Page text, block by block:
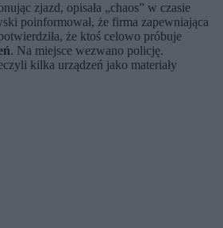
zjazd, opisała „chaos” w czasie
poinformował, że firma zapewniająca
że ktoś celowo próbuje
. Na miejsce wezwano policję.
kilka urządzeń jako materiały